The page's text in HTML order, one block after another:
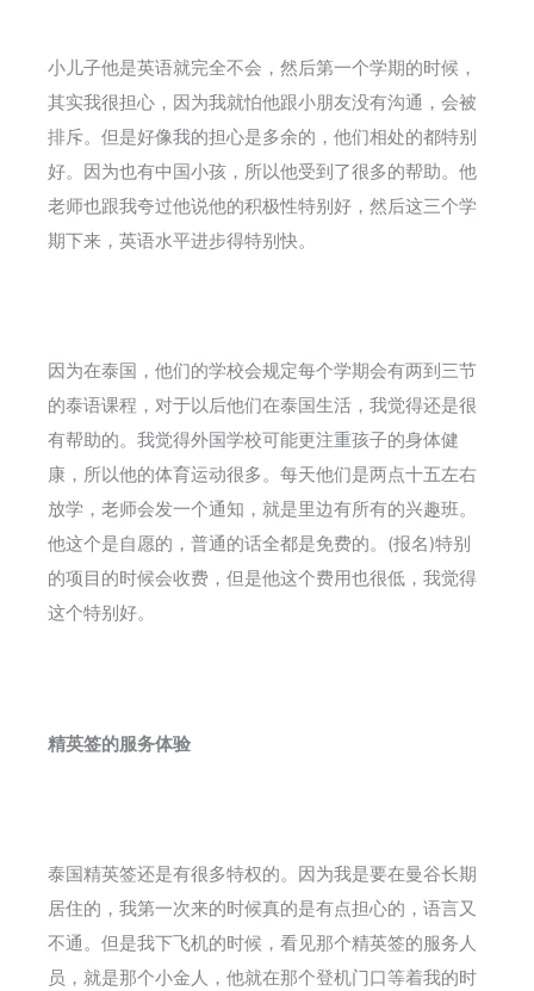
小儿子他是英语就完全不会，然后第一个学期的时候，
其实我很担心，因为我就怕他跟小朋友没有沟通，会被
排斥。但是好像我的担心是多余的，他们相处的都特别
好。因为也有中国小孩，所以他受到了很多的帮助。他
老师也跟我夸过他说他的积极性特别好，然后这三个学
期下来，英语水平进步得特别快。
因为在泰国，他们的学校会规定每个学期会有两到三节
的泰语课程，对于以后他们在泰国生活，我觉得还是很
有帮助的。我觉得外国学校可能更注重孩子的身体健
康，所以他的体育运动很多。每天他们是两点十五左右
放学，老师会发一个通知，就是里边有所有的兴趣班。
他这个是自愿的，普通的话全都是免费的。(报名)特别
的项目的时候会收费，但是他这个费用也很低，我觉得
这个特别好。
精英签的服务体验
泰国精英签还是有很多特权的。因为我是要在曼谷长期
居住的，我第一次来的时候真的是有点担心的，语言又
不通。但是我下飞机的时候，看见那个精英签的服务人
员，就是那个小金人，他就在那个登机门口等着我的时